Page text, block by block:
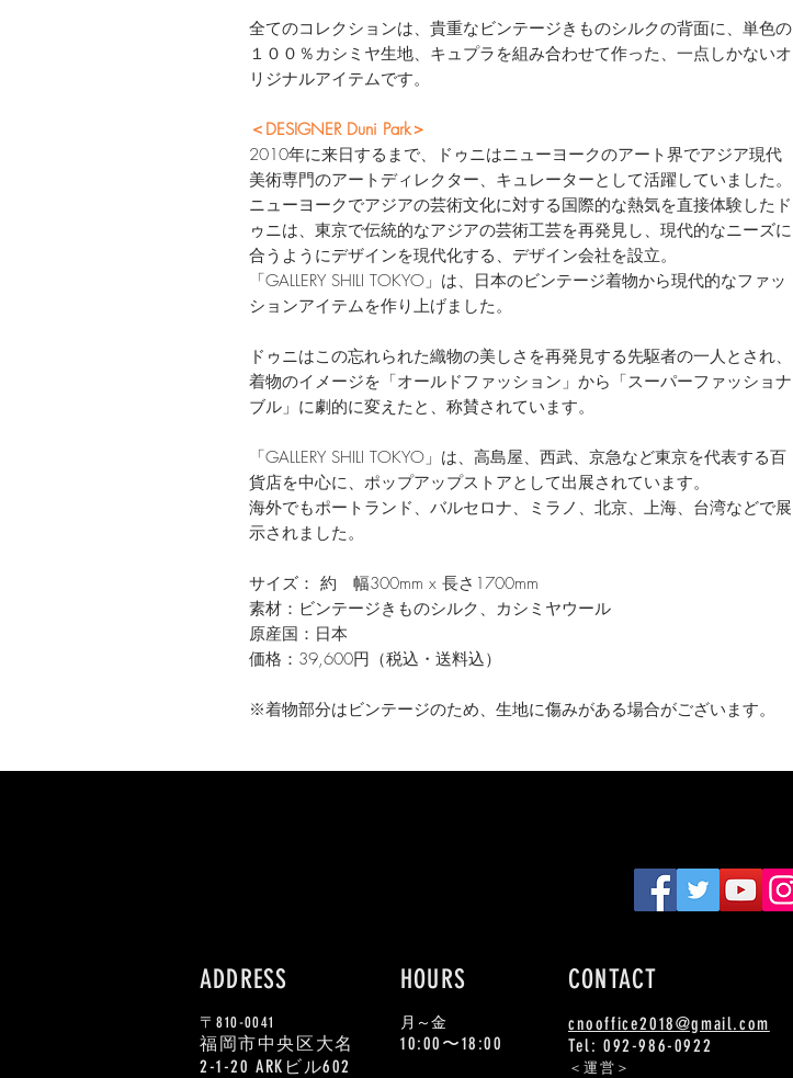
全てのコレクションは、貴重なビンテージきものシルクの背面に、単色の
１００％カシミヤ生地、キュプラを組み合わせて作った、一点しかないオ
リジナルアイテムです。
＜DESIGNER Duni Park＞
2010年に来日するまで、ドゥニはニューヨークのアート界でアジア現代
美術専門のアートディレクター、キュレーターとして活躍していました。
ニューヨークでアジアの芸術文化に対する国際的な熱気を直接体験したド
ゥニは、東京で伝統的なアジアの芸術工芸を再発見し、現代的なニーズに
合うようにデザインを現代化する、デザイン会社を設立。
「GALLERY SHILI TOKYO」は、日本のビンテージ着物から現代的なファッ
ションアイテムを作り上げました。
ドゥニはこの忘れられた織物の美しさを再発見する先駆者の一人とされ、
着物のイメージを「オールドファッション」から「スーパーファッショナ
ブル」に劇的に変えたと、称賛されています。
「GALLERY SHILI TOKYO」は、高島屋、西武、京急など東京を代表する百
貨店を中心に、ポップアップストアとして出展されています。
海外でもポートランド、バルセロナ、ミラノ、北京、上海、台湾などで展
示されました。
サイズ： 約 幅300mm x 長さ1700mm
素材：ビンテージきものシルク、カシミヤウール
原産国：日本
価格：39,600円（税込・送料込）
※着物部分はビンテージのため、生地に傷みがある場合がございます。
ADDRESS
〒810-0041
福岡市中央区大名
2-1-20 ARKビル602
HOURS
​月～金
10:00〜18:00
CONTACT
cnooffice2018@gmail.com
Tel: 092-986-0922
​＜運営＞